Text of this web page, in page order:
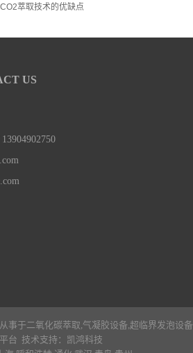
萃取技术的优缺点
US
事于二氧化碳萃取,气凝胶设备,超临界发泡设备
台 技术支持： 凯鸿科技